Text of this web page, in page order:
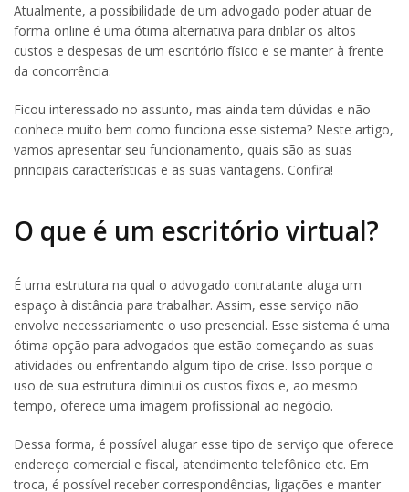
Atualmente, a possibilidade de um advogado poder atuar de
forma online é uma ótima alternativa para driblar os altos
custos e despesas de um escritório físico e se manter à frente
da concorrência.
Ficou interessado no assunto, mas ainda tem dúvidas e não
conhece muito bem como funciona esse sistema? Neste artigo,
vamos apresentar seu funcionamento, quais são as suas
principais características e as suas vantagens. Confira!
O que é um escritório virtual?
É uma estrutura na qual o advogado contratante aluga um
espaço à distância para trabalhar. Assim, esse serviço não
envolve necessariamente o uso presencial. Esse sistema é uma
ótima opção para advogados que estão começando as suas
atividades ou enfrentando algum tipo de crise. Isso porque o
uso de sua estrutura diminui os custos fixos e, ao mesmo
tempo, oferece uma imagem profissional ao negócio.
Dessa forma, é possível alugar esse tipo de serviço que oferece
endereço comercial e fiscal, atendimento telefônico etc. Em
troca, é possível receber correspondências, ligações e manter